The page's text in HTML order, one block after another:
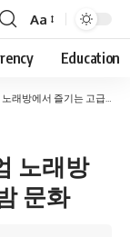
Font
Resizer
Aa
Education
서 즐기는 고급스러운 밤 문화
노래방
문화